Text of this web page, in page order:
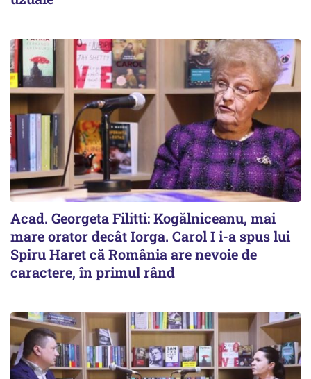
Acad. Georgeta Filitti: Kogălniceanu, mai
mare orator decât Iorga. Carol I i-a spus lui
Spiru Haret că România are nevoie de
caractere, în primul rând